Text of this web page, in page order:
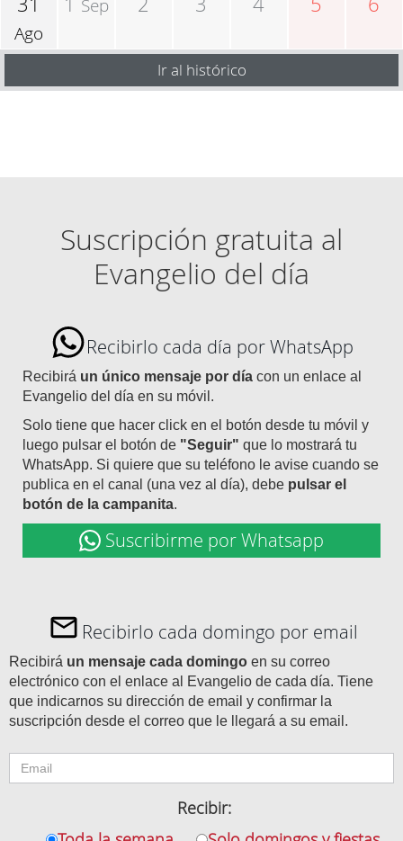
Ago
Sep
Ir al histórico
Suscripción gratuita al
Evangelio del día
Recibirlo cada día por WhatsApp
Recibirá un único mensaje por día con un enlace al
Evangelio del día en su móvil.
Solo tiene que hacer click en el botón desde tu móvil y
luego pulsar el botón de "Seguir" que lo mostrará tu
WhatsApp. Si quiere que su teléfono le avise cuando se
publica en el canal (una vez al día), debe pulsar el
botón de la campanita.
Suscribirme por Whatsapp
Recibirlo cada domingo por email
Recibirá un mensaje cada domingo en su correo
electrónico con el enlace al Evangelio de cada día. Tiene
que indicarnos su dirección de email y confirmar la
suscripción desde el correo que le llegará a su email.
Recibir: